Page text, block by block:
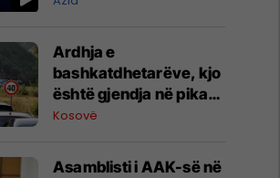
Ardhja e
bashkatdhetarëve, kjo
është gjendja në pikat
kufitare
Kosovë
Asamblisti i AAK-së në